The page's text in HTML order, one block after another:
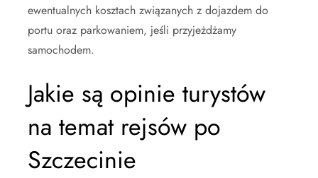
ewentualnych kosztach związanych z dojazdem do
portu oraz parkowaniem, jeśli przyjeżdżamy
samochodem.
Jakie są opinie turystów
na temat rejsów po
Szczecinie